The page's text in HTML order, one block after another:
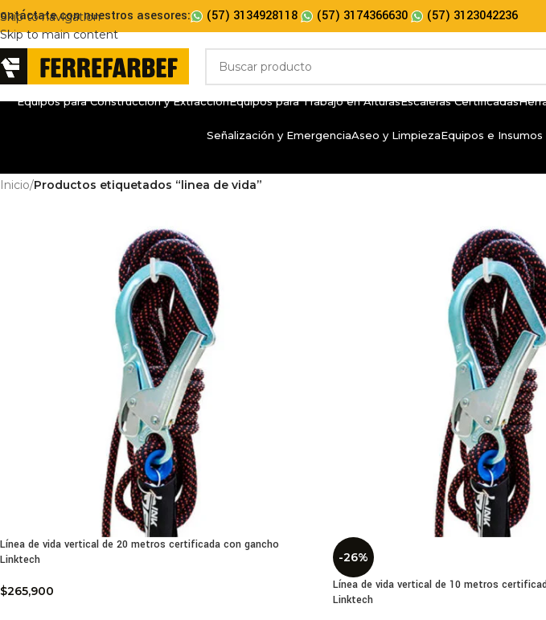
Skip to navigation
Skip to main content
con nuestros asesores: (57) 3134928118 (57) 3174366630 (57) 3123042236
Equipos para Construcción y ExtracciónEquipos para Trabajo en AlturasEscaleras Certificadas
Señalización y EmergenciaAseo y LimpiezaEquipos e Insumos
Inicio/Productos etiquetados “linea de vida”
Línea de vida vertical de 20 metros certificada con gancho
Linktech
$265,900
-26%
Línea de vida vertical de 10 metros
Linktech